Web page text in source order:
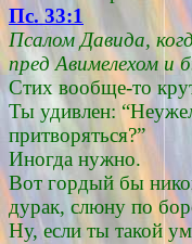
Пс. 33:1
Псалом Давида,
пред Авимелехом и
Стих вообще-то
Ты удивлен:
притворяться?”
Иногда нужно.
Вот гордый бы
дурак, слюну по
Ну, если ты такой